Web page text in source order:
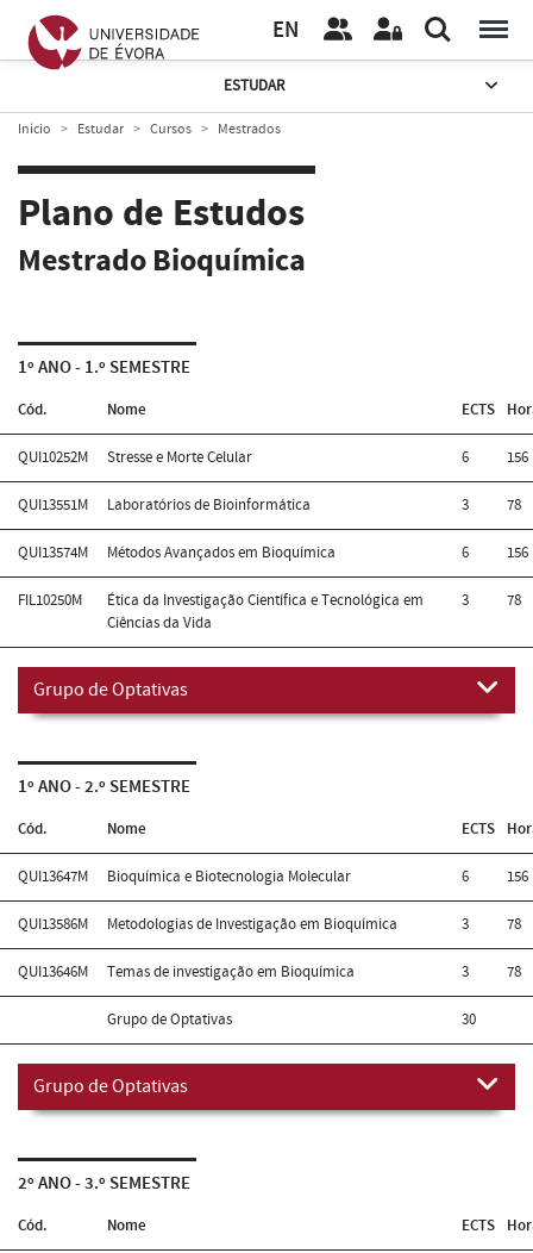
EN
ESTUDAR
Início Estudar Cursos Mestrados
Plano de Estudos
Mestrado Bioquímica
1º ANO - 1.º SEMESTRE
Cód. Nome ECTS
QUI10252M Stresse e Morte Celular 6 156
QUI13551M Laboratórios de Bioinformática 3 78
QUI13574M Métodos Avançados em Bioquímica 6 156
FIL10250M
Ética da Investigação Científica e Tecnológica em
Ciências da Vida
3 78
Grupo de Optativas
1º ANO - 2.º SEMESTRE
Cód. Nome ECTS
QUI13647M Bioquímica e Biotecnologia Molecular 6 156
QUI13586M Metodologias de Investigação em Bioquímica 3 78
QUI13646M Temas de investigação em Bioquímica 3 78
Grupo de Optativas 30
Grupo de Optativas
2º ANO - 3.º SEMESTRE
Cód. Nome ECTS